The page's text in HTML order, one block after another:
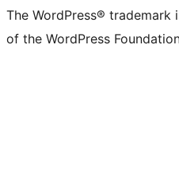
The WordPress®
of the WordPress